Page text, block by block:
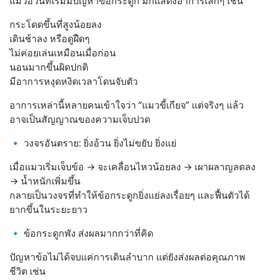
กฎหมายไทยไม่ได้กำหนดไว้แบบ
นั้น
กระโดดขึ้นที่สูงน้อยลง
เดินช้าลง หรือดูฝืดๆ
ไม่ค่อยเล่นเหมือนเมื่อก่อน
นอนมากขึ้นผิดปกติ
มีอาการหงุดหงิดเวลาโดนจับตัว
อาการเหล่านี้หลายคนเข้าใจว่า “แมวขี้เกียจ” แต่จริงๆ แล้ว
อาจเป็นสัญญาณของความเจ็บปวด
🔹 วงจรอันตราย: ยิ่งอ้วน ยิ่งไม่ขยับ ยิ่งแย่
เมื่อแมวเริ่มเจ็บข้อ → จะเคลื่อนไหวน้อยลง → เผาผลาญลดลง
→ น้ำหนักเพิ่มขึ้น
กลายเป็นวงจรที่ทำให้ข้อกระดูกยิ่งแย่ลงเรื่อยๆ และฟื้นตัวได้
ยากขึ้นในระยะยาว
🔹 ข้อกระดูกพัง ส่งผลมากกว่าที่คิด
ปัญหาข้อไม่ได้จบแค่การเดินลำบาก แต่ยังส่งผลต่อคุณภาพ
ชีวิต เช่น